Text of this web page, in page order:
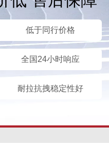
低于同行价格
全国24小时响应
耐拉抗拽稳定性好